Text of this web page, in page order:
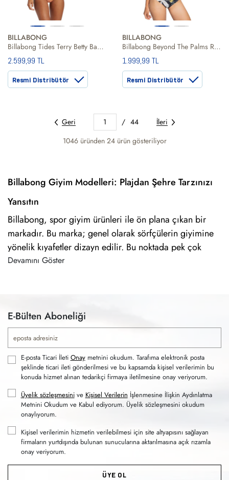
BILLABONG
Billabong Tides Terry Betty Bandeau Kadın Bikini Üst
2.599,99 TL
Resmi Distribütör
BILLABONG
Billabong Beyond The Palms Rev Kadın Bikini Alt
1.999,99 TL
Resmi Distribütör
Geri 1 / 44
İleri
1046 üründen 24 ürün gösteriliyor
Billabong Giyim Modelleri: Plajdan Şehre Tarzınızı
Yansıtın
Billabong, spor giyim ürünleri ile ön plana çıkan bir
markadır. Bu marka; genel olarak sörfçülerin giyimine
yönelik kıyafetler dizayn edilir. Bu noktada pek çok
farklı tasarım kişilerin beğenisine sunulur. Kadın ya da
Billabong ile Yazı Yaşa: Plaj ve Subillf Giyiminde
Özgün Tasarımlar
Billabong ürünleri; sportif tarzı benimseyen kişilerin
vazgeçilmezi halindedir. Marka, dört mevsimin
sporlarına uyum gösteren tasarımlar üretir.Erkek
snowboard pantolonu
sporlarına kadar uzanan geniş bir ürün skalası vardır.
Mayolar, plaj giyiminin ön plana çıkan seçenekleri
arasındadır.
Devamını Göster
E-Bülten Aboneliği
E-posta Ticari İleti Onaymetnini okudum. Tarafıma elektronik posta
şeklinde ticari ileti gönderilmesi ve bu kapsamda kişisel verilerimin bu
konuda hizmet alınan tedarikçi firmaya iletilmesine onay veriyorum.
Üyelik sözleşmesinive Kişisel Verilerin İşlenmesine İlişkin Aydınlatma
Metnini Okudum ve Kabul ediyorum. Üyelik sözleşmesini okudum
onaylıyorum.
Kişisel verilerimin hizmetin verilebilmesi için site altyapısını sağlayan
firmaların yurtdışında bulunan sunucularına aktarılmasına açık rızamla
onay veriyorum.
ÜYE OL